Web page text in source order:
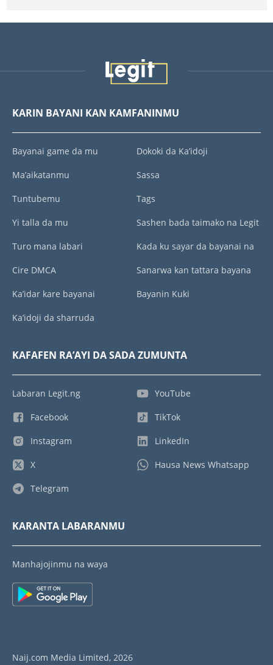
KARIN BAYANI KAN KAMFANINMU
Bayanai game da mu
Ma’aikatanmu
Tuntubemu
Yi talla da mu
Turo mana labari
Cire DMCA
Ka’idar kare bayanai
Ka’idoji da sharruda
Dokoki da Ka’idoji
Sassa
Tags
Sashen bada taimako na Legit
Kada ku sayar da bayanai na
Sanarwa kan tattara bayana
Bayanin Kuki
KAFAFEN RA’AYI DA SADA ZUMUNTA
Labaran Legit.ng
Facebook
Instagram
X
Telegram
YouTube
TikTok
LinkedIn
Hausa News Whatsapp
KARANTA LABARANMU
Manhajojinmu na waya
Naij.com Media Limited, 2026